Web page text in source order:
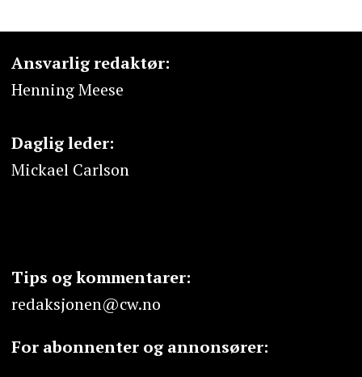
Ansvarlig redaktør:
Henning Meese
Daglig leder:
Mickael Carlson
Tips og kommentarer:
redaksjonen@cw.no
For abonnenter og annonsører: